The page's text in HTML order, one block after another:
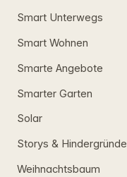
Smart Unterwegs
Smart Wohnen
Smarte Angebote
Smarter Garten
Solar
Storys & Hindergründe
Weihnachtsbaum